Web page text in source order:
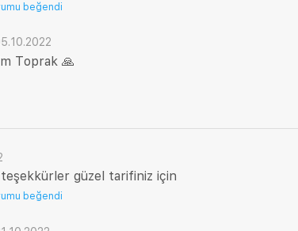
beğendi
Toprak 🙏
güzel tarifiniz için
beğendi